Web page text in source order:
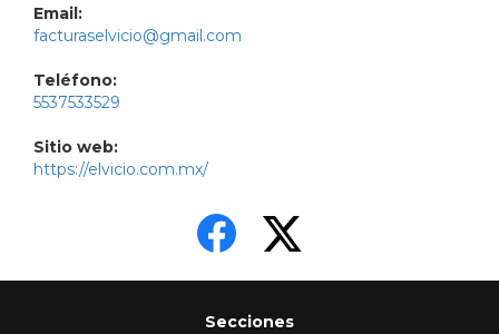
Email:
facturaselvicio@gmail.com
Teléfono:
5537533529
Sitio web:
https://elvicio.com.mx/
Secciones